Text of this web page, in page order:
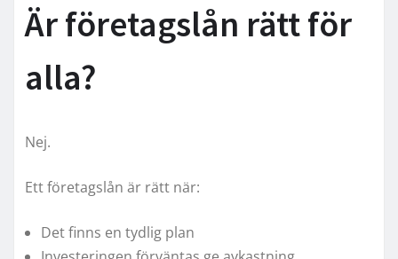
Är företagslån rätt för
alla?
Nej.
Ett företagslån är rätt när:
Det finns en tydlig plan